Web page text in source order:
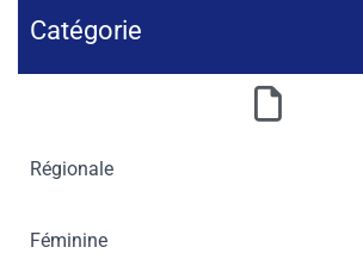
Catégorie
Régionale
Féminine